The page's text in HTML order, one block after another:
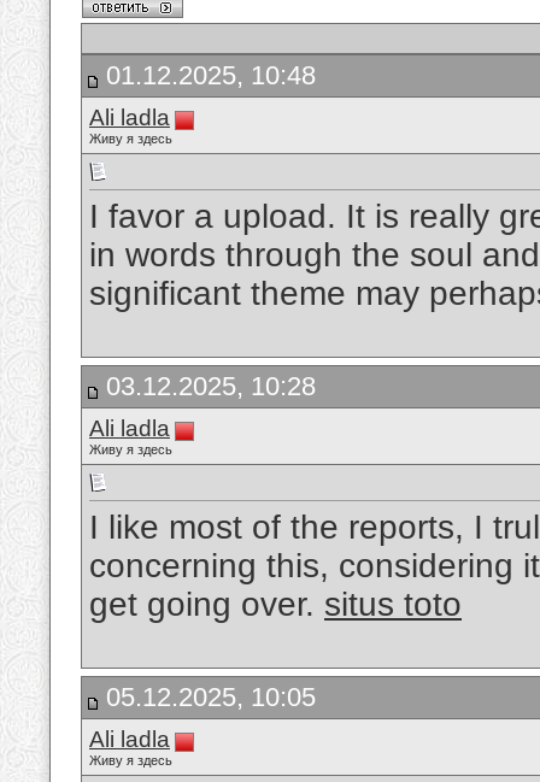
01.12.2025, 10:48
Ali ladla
Живу я здесь
I favor a upload. It is really
in words through the soul
significant theme may
03.12.2025, 10:28
Ali ladla
Живу я здесь
I like most of the reports, I
concerning this, considering
get going over. situs toto
05.12.2025, 10:05
Ali ladla
Живу я здесь